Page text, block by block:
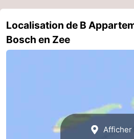
Egmond
-
Localisation de B
Bosch en Zee
Afficher